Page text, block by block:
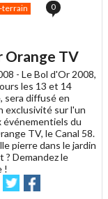
terrain 0
Orange TV
- Le Bol d'Or 2008,
les 13 et 14
sera diffusé en
exclusivité sur l'un
événementiels du
TV, le Canal 58.
pierre dans le jardin
? Demandez le
!
EnvoyerPartager
sur sur